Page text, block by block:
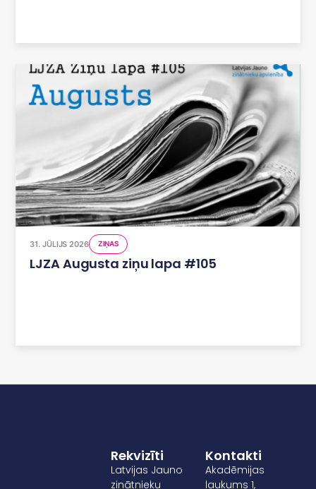
31. JŪLIJS 2026 ZIŅAS
LJZA Augusta ziņu lapa #105
Rekvizīti
Latvijas Jauno
zinātnieku
Kontakti
Akadēmijas
laukums 1,